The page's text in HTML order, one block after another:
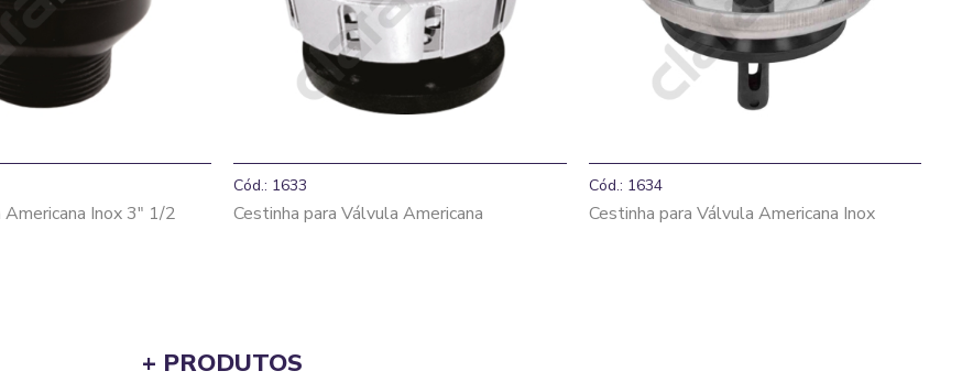
Americana Inox 3" 1/2
Cód.: 1633
Cestinha para Válvula Americana
Cód.: 1634
Cestinha para Válvula Americana Inox
+ PRODUTOS